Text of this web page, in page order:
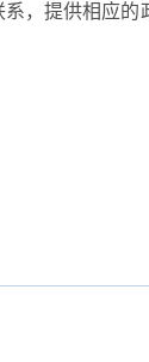
，提供相应的